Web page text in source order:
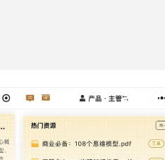
生，立刻回身封堵缺口。在